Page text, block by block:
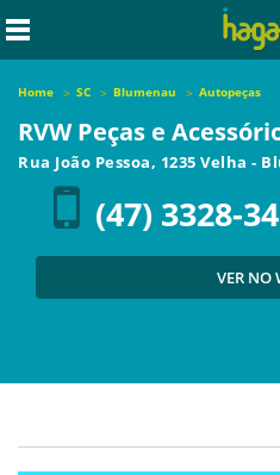
Home SC Blumenau Autopeças
RVW Peças e
Rua João Pessoa, 1235 Velha -
(47) 3328-
VER NO